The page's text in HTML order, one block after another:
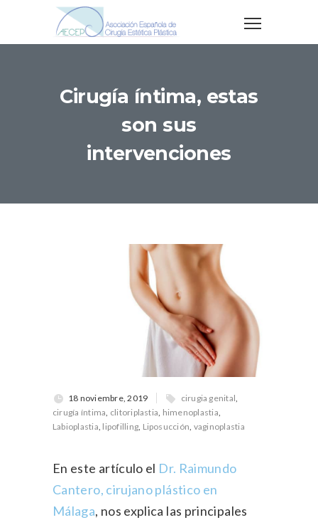
Cirugía íntima, estas
son sus
intervenciones
18 noviembre, 2019 cirugia genital,
cirugía íntima, clitoriplastia, himenoplastia,
Labioplastia, lipofilling, Liposucción, vaginoplastia
En este artículo el Dr. Raimundo
Cantero, cirujano plástico en
Málaga, nos explica las principales